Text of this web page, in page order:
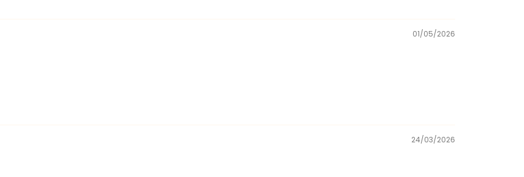
01/05/2026
24/03/2026